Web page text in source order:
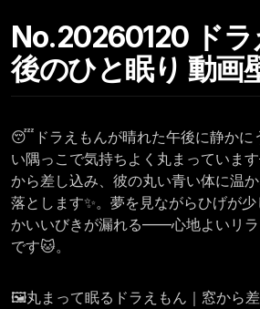
No.20260120 ドラ
後のひと眠り 動画
😴ドラえもんが晴れた午後に静かに
い隅っこで気持ちよく丸まっていま
から差し込み、彼の丸い青い体に温
落とします✨。夢を見ながらひげが
かいいびきが漏れる——心地よいリ
です🐱。
🖼️丸まって眠るドラえもん｜窓から